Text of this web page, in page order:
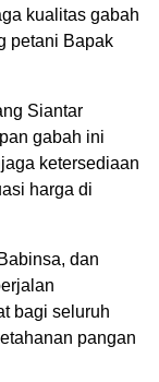
kualitas gabah
petani Bapak
Siantar
gabah ini
ketersediaan
harga di
dan
bagi seluruh
pangan